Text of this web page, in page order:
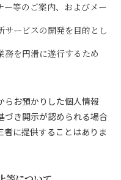
ー等のご案内、およびメー
サービスの開発を目的とし
務を円滑に遂行するため
らお預かりした個人情報
づき開示が認められる場合
に提供することはありま